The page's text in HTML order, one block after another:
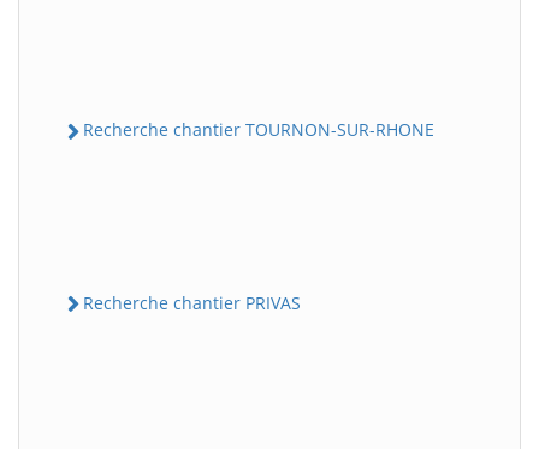
Recherche chantier TOURNON-SUR-RHONE
Recherche chantier PRIVAS